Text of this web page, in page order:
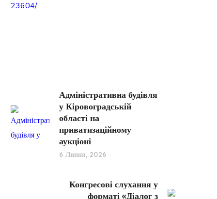
23604/
Адміністративна будівля
у Кіровоградській
області на
приватизаційному
аукціоні
6 Липня, 2026
Конгресові слухання у
форматі «Діалог з